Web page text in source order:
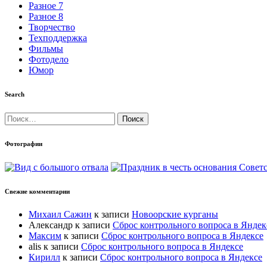
Разное 7
Разное 8
Творчество
Техподдержка
Фильмы
Фотодело
Юмор
Search
Найти:
Фотографии
Свежие комментарии
Михаил Сажин к записи Новоорские курганы
Александр к записи Сброс контрольного вопроса в
Максим к записи Сброс контрольного вопроса в Яндексе
alis к записи Сброс контрольного вопроса в Яндексе
Кирилл к записи Сброс контрольного вопроса в Яндексе